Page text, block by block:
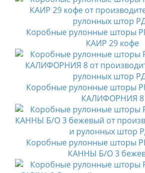
Коробные рулонные шторы
КАИР 29 кофе
Коробные рулонные шторы
КАЛИФОРНИЯ 8
Коробные рулонные шторы
КАННЫ Б/О 3